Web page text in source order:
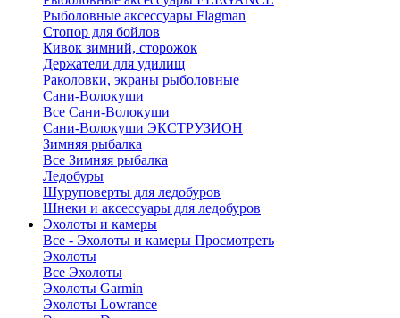
Рыболовные аксессуары Flagman
Стопор для бойлов
Кивок зимний, сторожок
Держатели для удилищ
Раколовки, экраны рыболовные
Сани-Волокуши
Все Сани-Волокуши
Сани-Волокуши ЭКСТРУЗИОН
Зимняя рыбалка
Все Зимняя рыбалка
Ледобуры
Шуруповерты для ледобуров
Шнеки и аксессуары для ледобуров
Эхолоты и камеры
Все - Эхолоты и камеры Просмотреть
Эхолоты
Все Эхолоты
Эхолоты Garmin
Эхолоты Lowrance